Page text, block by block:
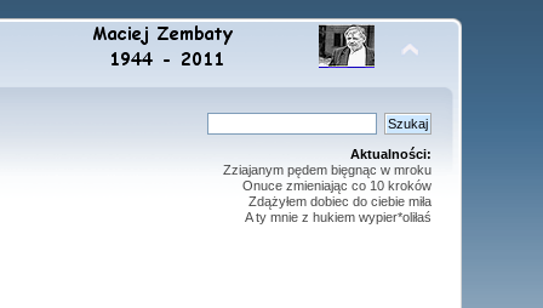
Aktualności:
Zziajanym pędem bięgnąc w mroku
Onuce zmieniając co 10 kroków
Zdążyłem dobiec do ciebie miła
A ty mnie z hukiem wypier*oliłaś